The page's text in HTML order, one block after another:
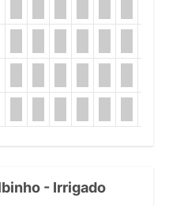
- Irrigado